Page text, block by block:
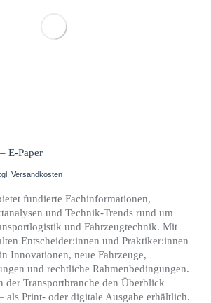
E-Paper
Versandkosten
fundierte Fachinformationen,
und Technik-Trends rund um
und Fahrzeugtechnik. Mit
Entscheider:innen und Praktiker:innen
Innovationen, neue Fahrzeuge,
und rechtliche Rahmenbedingungen.
der Transportbranche den Überblick
als Print- oder digitale Ausgabe erhältlich.